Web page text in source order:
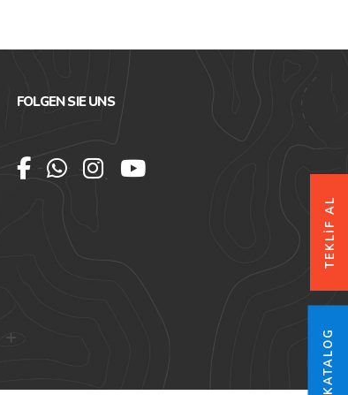
TEKLİF AL
FOLGEN SIE UNS